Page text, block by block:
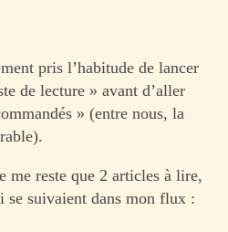
pris l’habitude de lancer
de lecture » avant d’aller
» (entre nous, la
me reste que 2 articles à lire,
se suivaient dans mon flux :